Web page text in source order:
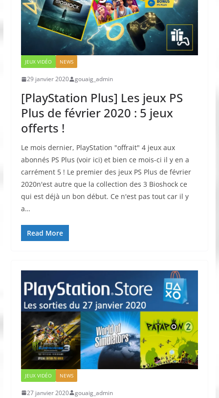
JEUX VIDÉO NEWS
29 janvier 2020 gouaig_admin
[PlayStation Plus] Les jeux PS
Plus de février 2020 : 5 jeux
offerts !
Le mois dernier, PlayStation "offrait" 4 jeux aux
abonnés PS Plus (voir ici) et bien ce mois-ci il y en a
carrément 5 ! Le premier des jeux PS Plus de février
2020n'est autre que la collection des 3 Bioshock ce
qui est déjà un bon début. Ce n'est pas tout car il y
a…
Read More
JEUX VIDÉO NEWS
27 janvier 2020 gouaig_admin